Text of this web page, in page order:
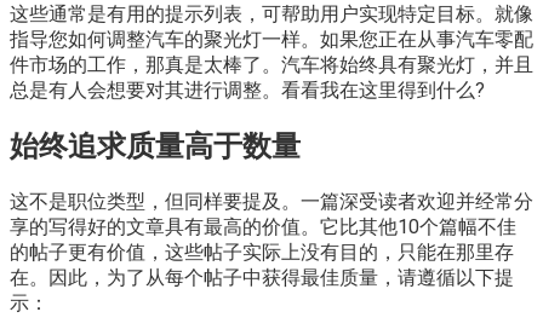
这些通常是有用的提示列表，可帮助用户实现特定目标。就像
指导您如何调整汽车的聚光灯一样。如果您正在从事汽车零配
件市场的工作，那真是太棒了。汽车将始终具有聚光灯，并且
总是有人会想要对其进行调整。看看我在这里得到什么?
始终追求质量高于数量
这不是职位类型，但同样要提及。一篇深受读者欢迎并经常分
享的写得好的文章具有最高的价值。它比其他10个篇幅不佳
的帖子更有价值，这些帖子实际上没有目的，只能在那里存
在。因此，为了从每个帖子中获得最佳质量，请遵循以下提
示：